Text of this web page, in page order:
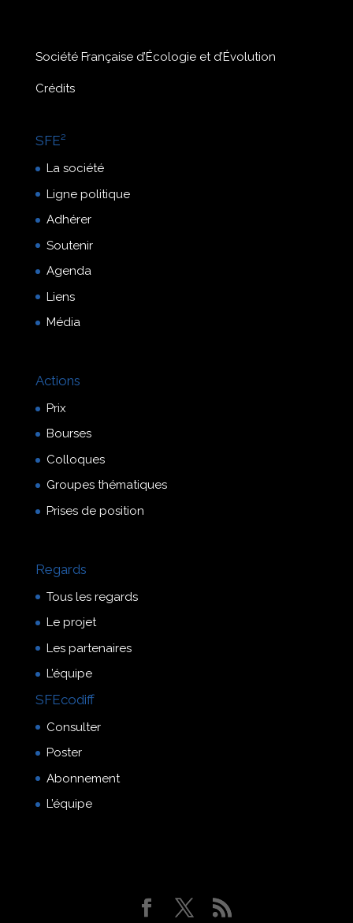
Société Française d’Écologie et d’Évolution
Crédits
SFE²
La société
Ligne politique
Adhérer
Soutenir
Agenda
Liens
Média
Actions
Prix
Bourses
Colloques
Groupes thématiques
Prises de position
Regards
Tous les regards
Le projet
Les partenaires
L’équipe
SFEcodiff
Consulter
Poster
Abonnement
L’équipe